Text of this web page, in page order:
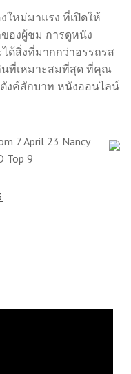
ใหม่มาแรง ที่เปิดให้
องผู้ชม การดูหนัง
ด้สิ่งที่มากกว่าอรรถรส
นที่เหมาะสมที่สุด ที่คุณ
งค์สักบาท หนังออนไลน์
7 April 23 Nancy
Top 9